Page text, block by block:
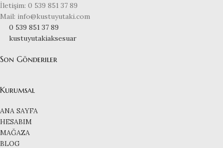
İletişim: 0 539 851 37 89
Mail: info@kustuyutaki.com
0 539 851 37 89
kustuyutakiaksesuar
Son Gönderiler
Kurumsal
ANA SAYFA
HESABIM
MAĞAZA
BLOG